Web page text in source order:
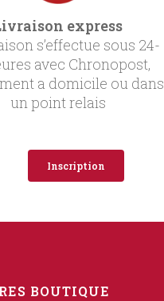
express
s’effectue sous 24-
avec Chronopost,
a domicile ou dans
un point relais
Inscription
BOUTIQUE